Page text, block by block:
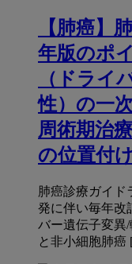
【肺癌】
年版のポ
（ドライ
性）の一
周術期治
の位置付け
肺癌診療ガイド
発に伴い毎年改
バー遺伝子変異
と非小細胞肺